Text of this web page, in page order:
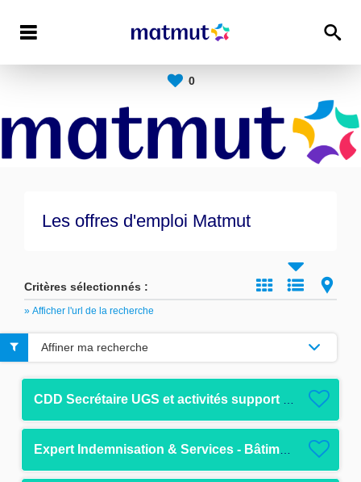
0
Les offres d'emploi Matmut
Critères sélectionnés :
» Afficher l'url de la recherche
Affiner ma recherche